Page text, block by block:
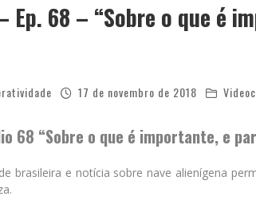
Ep. 68 – “Sobre o que é
17 de novembro de 2018
68 “Sobre o que é importante, e
brasileira e notícia sobre nave alienígena